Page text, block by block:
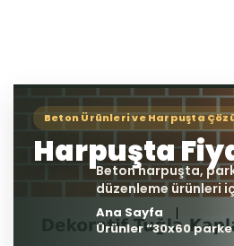
Ana Sayfa
Ürünler “30x60